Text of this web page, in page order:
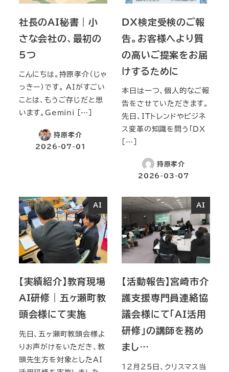
社長のAI秘書｜小
さな会社の、最初の
5つ
こんにちは。持原孝介（じゃ
っきー）です。 AIがすごい
ことは、もうご存じだと思
います。Gemini […]
持原孝介
2026-07-01
DX検定受検のご報
告。お客様へより質
の高いご提案をお届
けするために
本日は一つ、個人的なご報
告をさせていただきます。
先日、ITトレンドやビジネ
ス変革の知識を問う「DX
[…]
持原孝介
2026-03-07
AI
【実績紹介】教育現場
AI研修｜五ヶ瀬町教
頭会様にて実施
先日、五ヶ瀬町教頭会様よ
りお声がけをいただき、教
頭先生方を対象としたAI
AI
【活動報告】宮崎市介
護支援専門員連絡協
議会様にて「AI活用
研修」の講師を務め
まし…
12月25日、クリスマス当